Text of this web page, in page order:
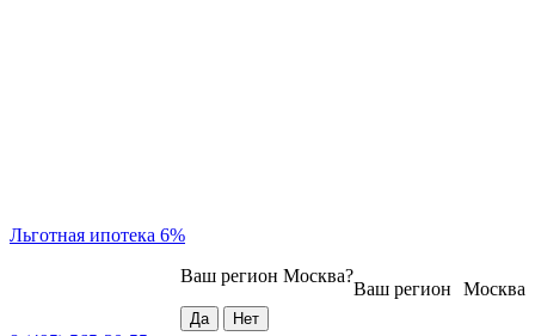
Льготная ипотека 6%
Москва
Ваш регион
Ваш регион Москва?